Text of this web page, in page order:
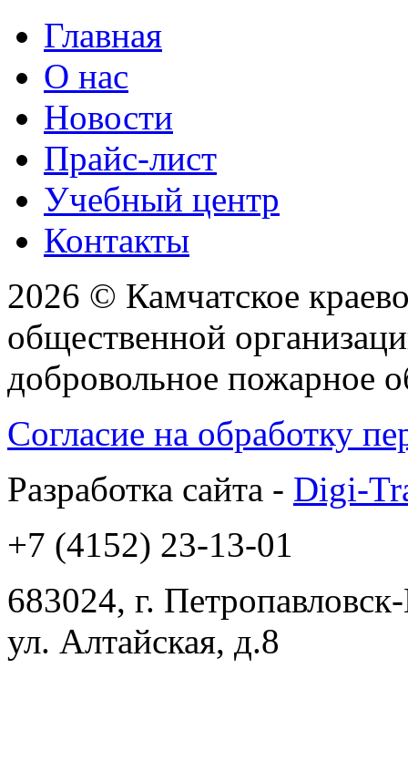
Главная
О нас
Новости
Прайс-лист
Учебный центр
Контакты
2026 © Камчатское
общественной
добровольное пожарное
Согласие на обработку
Разработка сайта - Digi-
+7 (4152) 23-13-01
683024, г.
ул. Алтайская, д.8